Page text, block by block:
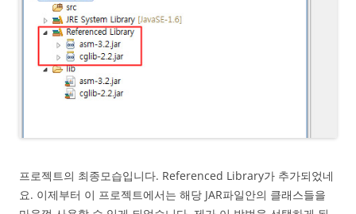
프로젝트의 최종모습입니다. Referenced Library가 추가되었네
요. 이제부터 이 프로젝트에서는 해당 JAR파일안의 클래스들을